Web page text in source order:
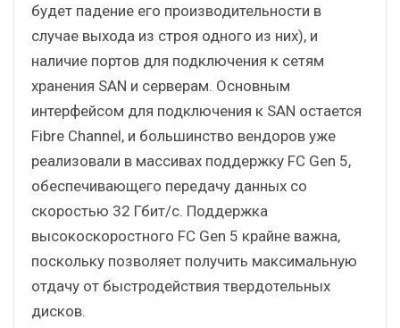
будет падение его производительности в
случае выхода из строя одного из них), и
наличие портов для подключения к сетям
хранения SAN и серверам. Основным
интерфейсом для подключения к SAN остается
Fibre Channel, и большинство вендоров уже
реализовали в массивах поддержку FC Gen 5,
обеспечивающего передачу данных со
скоростью 32 Гбит/с. Поддержка
высокоскоростного FC Gen 5 крайне важна,
поскольку позволяет получить максимальную
отдачу от быстродействия твердотельных
дисков.